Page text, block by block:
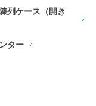
列ケース（開き
ター